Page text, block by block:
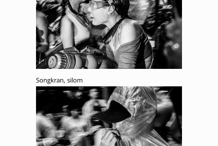
Songkran, silom